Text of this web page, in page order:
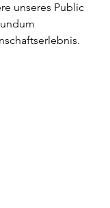
unseres Public